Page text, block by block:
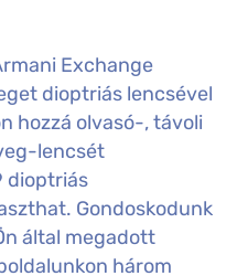
Exchange
dioptriás lencsével
hozzá olvasó-, távoli
lencsét
dioptriás
Gondoskodunk
által megadott
három